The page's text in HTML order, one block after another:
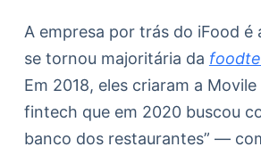
A empresa por trás do iFood é
se tornou majoritária da
Em 2018, eles criaram a Movile
fintech que em 2020 buscou
banco dos restaurantes” —